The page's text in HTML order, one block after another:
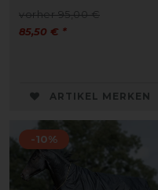
vorher 95,00 €
85,50 € *
ARTIKEL MERKEN
-10%